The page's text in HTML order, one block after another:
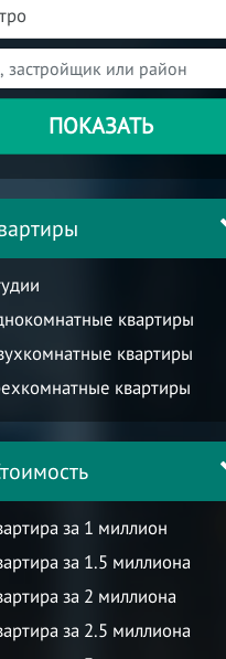
ПОКАЗАТЬ
квартиры
квартиры
квартиры
за 1 миллион
за 1.5 миллиона
за 2 миллиона
за 2.5 миллиона